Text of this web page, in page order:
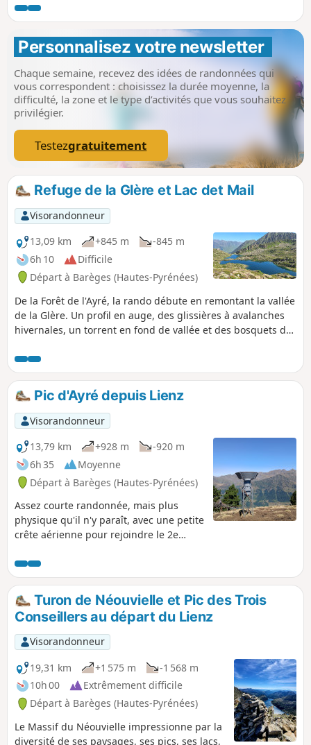
faire une première découverte de ce
village quand on vient de s'y installer
pour quelques jours. C'est aussi une
bonne mise en jambes avant de partir
pour l'une ou l'autre des randonnées
plus sportives que propose la station
dans la Réserve Naturelle de Néouvielle
*
Personnalisez votre newsletter
Chaque semaine, recevez des idées de randonnées qui
vous correspondent : choisissez la durée moyenne, la
difficulté, la zone et le type d’activités que vous souhaitez
privilégier.
Testezgratuitement
Refuge de la Glère et Lac det Mail
Visorandonneur
13,09 km
+845 m
-845 m
6h 10
Difficile
Départ à Barèges (Hautes-Pyrénées)
De la Forêt de l'Ayré, la rando débute en remontant la vallée
de la Glère. Un profil en auge, des glissières à avalanches
hivernales, un torrent en fond de vallée et des bosquets de
montagne. Rien ne laisse présager qu'au sommet du
ressaut principal, le Refuge de la Glère ouvre la porte de
l'empire cristallin du Néouvielle, un univers où scintille une
constellation de lacs, petits et grands, tous plus attachants
les uns que les autres.
Pic d'Ayré depuis Lienz
Visorandonneur
13,79 km
+928 m
-920 m
6h 35
Moyenne
Départ à Barèges (Hautes-Pyrénées)
Assez courte randonnée, mais plus
physique qu'il n'y paraît, avec une petite
crête aérienne pour rejoindre le 2e
Le sommet offre un beau point de vue
sur les 3000 m du Néouvielle.
Turon de Néouvielle et Pic des Trois
Conseillers au départ du Lienz
Visorandonneur
19,31 km
+1 575 m
-1 568 m
10h 00
Extrêmement difficile
Départ à Barèges (Hautes-Pyrénées)
Le Massif du Néouvielle impressionne par la
diversité de ses paysages, ses pics, ses lacs,